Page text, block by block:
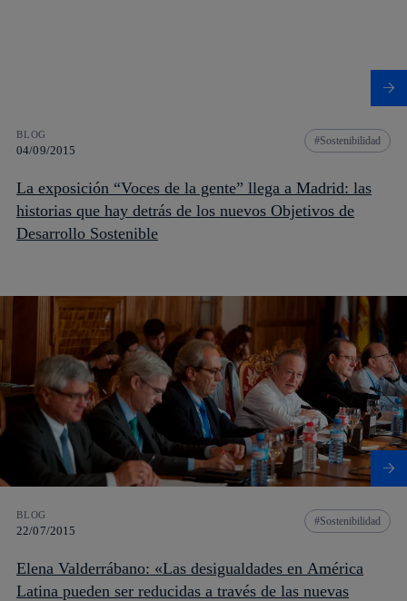
BLOG
04/09/2015
Sostenibilidad
La exposición “Voces de la gente” llega a Madrid: las
historias que hay detrás de los nuevos Objetivos de
Desarrollo Sostenible
BLOG
22/07/2015
Sostenibilidad
Elena Valderrábano: «Las desigualdades en América
Latina pueden ser reducidas a través de las nuevas